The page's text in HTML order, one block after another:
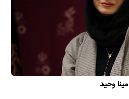
مینا وحید